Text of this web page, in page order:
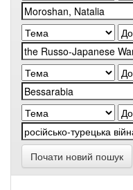
Почати новий пошук